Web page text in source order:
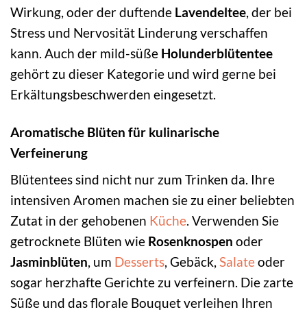
Wirkung, oder der duftende Lavendeltee, der bei
Stress und Nervosität Linderung verschaffen
kann. Auch der mild-süße Holunderblütentee
gehört zu dieser Kategorie und wird gerne bei
Erkältungsbeschwerden eingesetzt.
Aromatische Blüten für kulinarische
Verfeinerung
Blütentees sind nicht nur zum Trinken da. Ihre
intensiven Aromen machen sie zu einer beliebten
Zutat in der gehobenen Küche. Verwenden Sie
getrocknete Blüten wie Rosenknospen oder
Jasminblüten, um Desserts, Gebäck, Salateoder
sogar herzhafte Gerichte zu verfeinern. Die zarte
Süße und das florale Bouquet verleihen Ihren